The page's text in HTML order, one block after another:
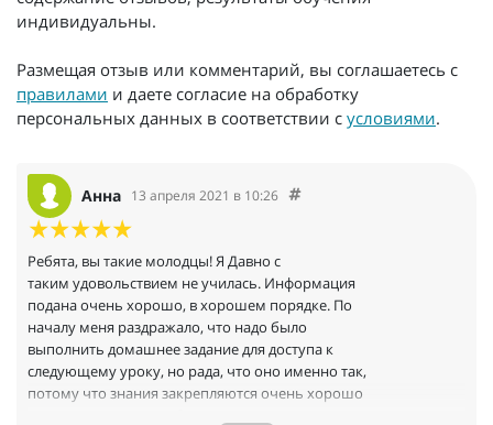
индивидуальны.
Размещая отзыв или комментарий, вы соглашаетесь с
правилами и даете согласие на обработку
персональных данных в соответствии с условиями.
Анна 13 апреля 2021 в 10:26
Ребята, вы такие молодцы! Я Давно с
таким удовольствием не училась. Информация
подана очень хорошо, в хорошем порядке. По
началу меня раздражало, что надо было
выполнить домашнее задание для доступа к
следующему уроку, но рада, что оно именно так,
потому что знания закрепляются очень хорошо